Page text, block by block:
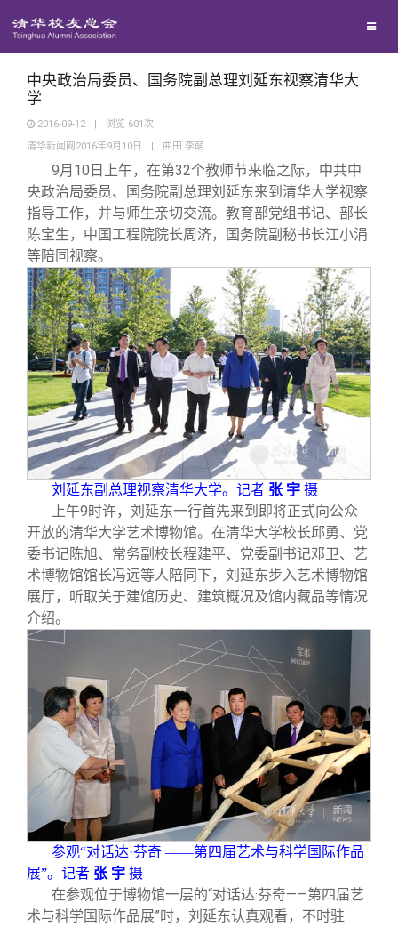
地区联络
年级联络
院系校友工作
专业委员会
兴趣群体
西南联大校友会
回馈母校
捐赠项目
捐赠新闻
捐赠纪事
捐赠方法
义工计划
媒体平台
《清华校友通讯》
《水木清华》
我要订阅
新媒体平台
百年清华
清华人物
清华故事
青春风采
校友文苑
校友讲坛
校友视界
校友服务
终身学习
信息化服务
三创大赛
实用信息
校友总会
总会简介
会长致辞
总会章程
理事会名单
制度法规
关闭
中央政治局委员、国务院副总理刘延东视察清华大
学
2016-09-12 | 浏览 601 次
清华新闻网2016年9月10日
| 曲田 李萌
9月10日上午，在第32个教师节来临之际，中共中
央政治局委员、国务院副总理刘延东来到清华大学视察
指导工作，并与师生亲切交流。教育部党组书记、部长
陈宝生，中国工程院院长周济，国务院副秘书长江小涓
等陪同视察。
刘延东副总理视察清华大学。记者 张 宇 摄
上午9时许，刘延东一行首先来到即将正式向公众
开放的清华大学艺术博物馆。在清华大学校长邱勇、党
委书记陈旭、常务副校长程建平、党委副书记邓卫、艺
术博物馆馆长冯远等人陪同下，刘延东步入艺术博物馆
展厅，听取关于建馆历史、建筑概况及馆内藏品等情况
介绍。
参观“对话达·芬奇 ——第四届艺术与科学国际作品
展”。记者 张 宇 摄
在参观位于博物馆一层的“对话达·芬奇——第四届艺
术与科学国际作品展”时，刘延东认真观看，不时驻